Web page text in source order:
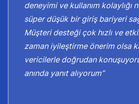
deneyimi ve kullanım kolaylığı
süper düşük bir giriş bariyeri
Müşteri desteği çok hızlı ve
zaman iyileştirme önerim olsa
vericilerle doğrudan
anında yanıt alıyorum”